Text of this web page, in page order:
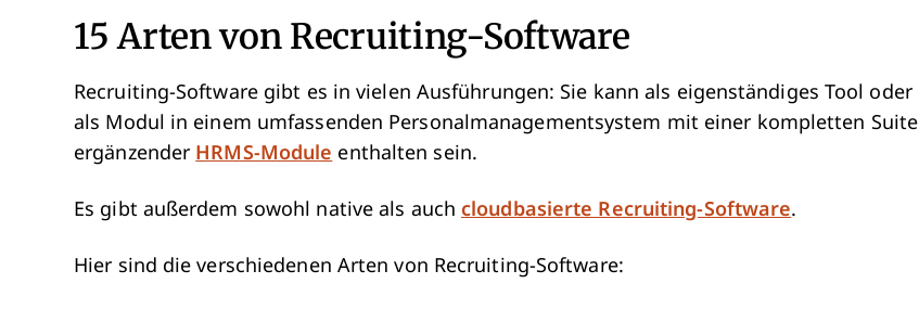
15 Arten von Recruiting-Software
Recruiting-Software gibt es in vielen Ausführungen: Sie kann als eigenständiges Tool oder
als Modul in einem umfassenden Personalmanagementsystem mit einer kompletten Suite
ergänzender HRMS-Module enthalten sein.
Es gibt außerdem sowohl native als auch cloudbasierte Recruiting-Software.
Hier sind die verschiedenen Arten von Recruiting-Software: